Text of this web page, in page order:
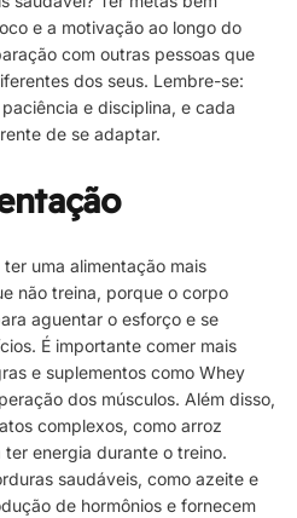
e a motivação ao longo do
com outras pessoas que
dos seus. Lembre-se:
e disciplina, e cada
de se adaptar.
uma alimentação mais
não treina, porque o corpo
aguentar o esforço e se
É importante comer mais
e suplementos como Whey
dos músculos. Além disso,
complexos, como arroz
energia durante o treino.
saudáveis, como azeite e
de hormônios e fornecem